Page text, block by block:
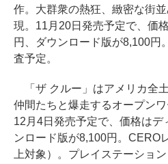
作。大群衆の熱狂、緻密な街
現。11月20日発売予定で、価
円、ダウンロード版が8,100円
査予定。
「ザ クルー」はアメリカ全
仲間たちと爆走するオープンワ
12月4日発売予定で、価格はデ
ンロード版が8,100円。CERO
上対象）。プレイステーショ